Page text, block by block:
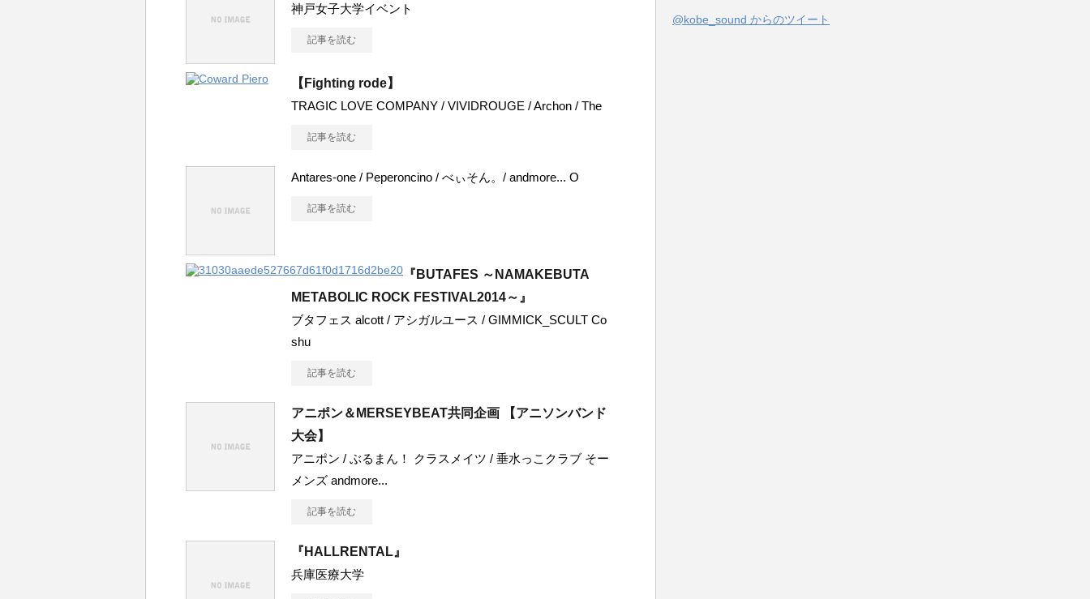
神戸女子大学イベント
記事を読む
【Fighting rode】
TRAGIC LOVE COMPANY / VIVIDROUGE / Archon / The
記事を読む
Antares-one / Peperoncino / べぃそん。/ andmore... O
記事を読む
『BUTAFES ～NAMAKEBUTA
METABOLIC ROCK FESTIVAL2014～』
ブタフェス alcott / アシガルユース / GIMMICK_SCULT Co
shu
記事を読む
アニポン＆MERSEYBEAT共同企画 【アニソンバンド
大会】
アニポン / ぶるまん！ クラスメイツ / 垂水っこクラブ そー
メンズ andmore...
記事を読む
『HALLRENTAL』
兵庫医療大学
@kobe_sound からのツイート